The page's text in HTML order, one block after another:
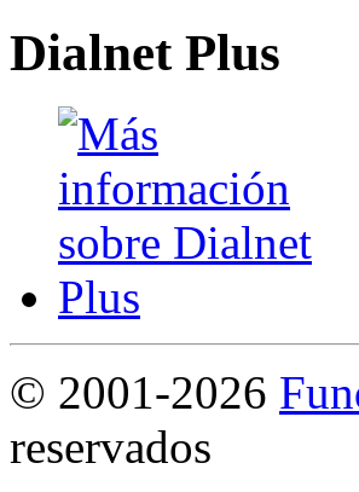
Dialnet Plus
© 2001-2026
reservados